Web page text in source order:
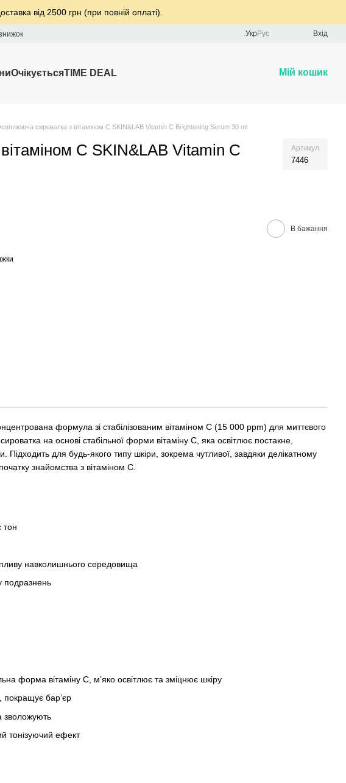
від 2500 грн (при повній оплаті).
УкрРус Вхід
ОчікуєтьсяTIME DEAL Мій кошик
сироватка з вітаміном C SKIN&LAB Vitamin C Brightening Serum 30 ml
C SKIN&LAB Vitamin C
Артикул
7446
В бажання
формула зі стабілізованим вітаміном C (15 000 ppm) для миттєвого
на основі стабільної форми вітаміну С, яка освітлює постакне,
Підходить для будь-якого типу шкіри, зокрема чутливої, завдяки делікатному
знайомства з вітаміном С.
тон
навколишнього середовища
подразнень
форма вітаміну С, мʼяко освітлює та зміцнює шкіру
покращує барʼєр
зволожують
тонізуючий ефект